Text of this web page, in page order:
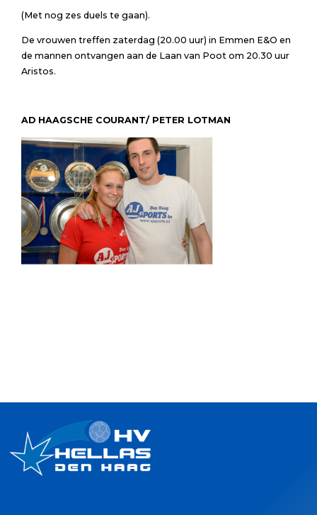
(Met nog zes duels te gaan).
De vrouwen treffen zaterdag (20.00 uur) in Emmen E&O en
de mannen ontvangen aan de Laan van Poot om 20.30 uur
Aristos.
AD HAAGSCHE COURANT/ PETER LOTMAN